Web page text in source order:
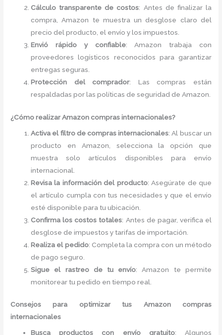
Cálculo transparente de costos: Antes de finalizar la
compra, Amazon te muestra un desglose claro del
precio del producto, el envío y los impuestos.
Envió rápido y confiable: Amazon trabaja con
proveedores logísticos reconocidos para garantizar
entregas seguras.
Protección del comprador: Las compras están
respaldadas por las políticas de seguridad de Amazon.
¿Cómo realizar Amazon compras internacionales?
Activa el filtro de compras internacionales: Al buscar un
producto en Amazon, selecciona la opción que
muestra solo artículos disponibles para envío
internacional.
Revisa la información del producto: Asegúrate de que
el artículo cumpla con tus necesidades y que el envío
esté disponible para tu ubicación.
Confirma los costos totales: Antes de pagar, verifica el
desglose de impuestos y tarifas de importación.
Realiza el pedido: Completa la compra con un método
de pago seguro.
Sigue el rastreo de tu envío: Amazon te permite
monitorear tu pedido en tiempo real.
Consejos para optimizar tus Amazon compras
internacionales
Busca productos con envío gratuito: Algunos